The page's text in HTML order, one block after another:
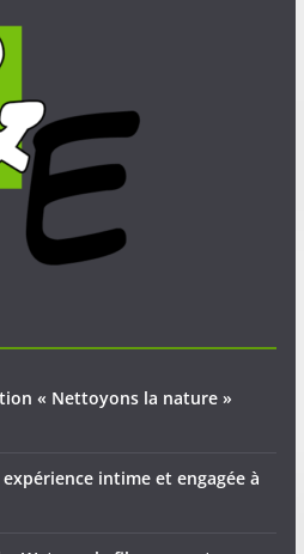
« Nettoyons la nature »
intime et engagée à